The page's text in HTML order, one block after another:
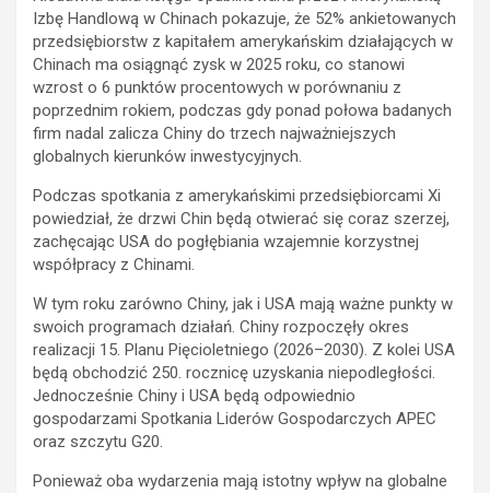
Izbę Handlową w Chinach pokazuje, że 52% ankietowanych
przedsiębiorstw z kapitałem amerykańskim działających w
Chinach ma osiągnąć zysk w 2025 roku, co stanowi
wzrost o 6 punktów procentowych w porównaniu z
poprzednim rokiem, podczas gdy ponad połowa badanych
firm nadal zalicza Chiny do trzech najważniejszych
globalnych kierunków inwestycyjnych.
Podczas spotkania z amerykańskimi przedsiębiorcami Xi
powiedział, że drzwi Chin będą otwierać się coraz szerzej,
zachęcając USA do pogłębiania wzajemnie korzystnej
współpracy z Chinami.
W tym roku zarówno Chiny, jak i USA mają ważne punkty w
swoich programach działań. Chiny rozpoczęły okres
realizacji 15. Planu Pięcioletniego (2026–2030). Z kolei USA
będą obchodzić 250. rocznicę uzyskania niepodległości.
Jednocześnie Chiny i USA będą odpowiednio
gospodarzami Spotkania Liderów Gospodarczych APEC
oraz szczytu G20.
Ponieważ oba wydarzenia mają istotny wpływ na globalne